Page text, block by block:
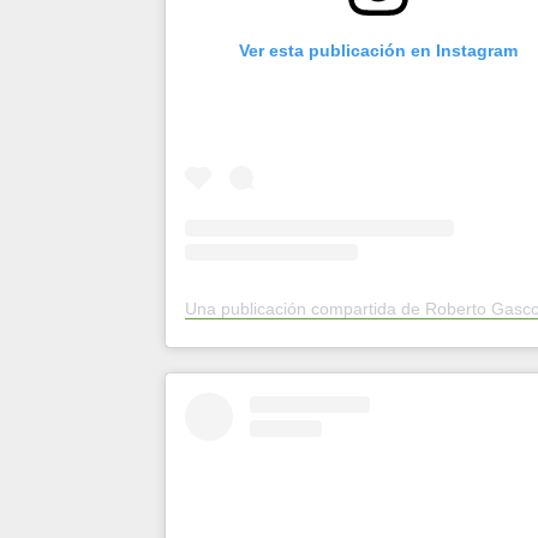
Ver esta publicación en Instagram